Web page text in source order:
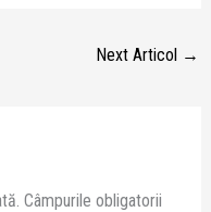
Next Articol →
Câmpurile obligatorii